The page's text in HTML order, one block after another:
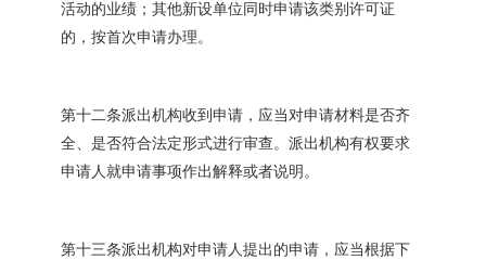
活动的业绩；其他新设单位同时申请该类别许可证
的，按首次申请办理。
第十二条派出机构收到申请，应当对申请材料是否齐
全、是否符合法定形式进行审查。派出机构有权要求
申请人就申请事项作出解释或者说明。
第十三条派出机构对申请人提出的申请，应当根据下